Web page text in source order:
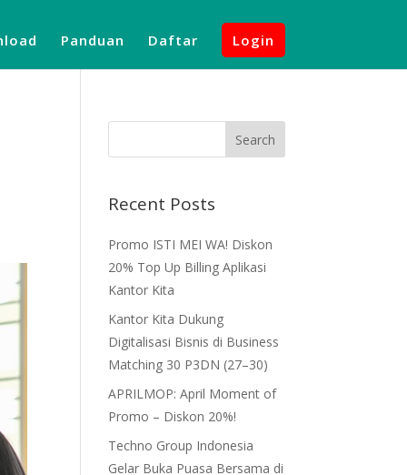
Panduan Daftar Login
Recent Posts
Promo ISTI MEI WA! Diskon
20% Top Up Billing Aplikasi
Kantor Kita
Kantor Kita Dukung
Digitalisasi Bisnis di Business
Matching 30 P3DN (27–30)
APRILMOP: April Moment of
Promo – Diskon 20%!
Techno Group Indonesia
Gelar Buka Puasa Bersama di